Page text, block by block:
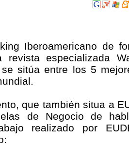
Iberoamericano de
revista especializada
sitúa entre los 5
que también situa a
de Negocio de
realizado por